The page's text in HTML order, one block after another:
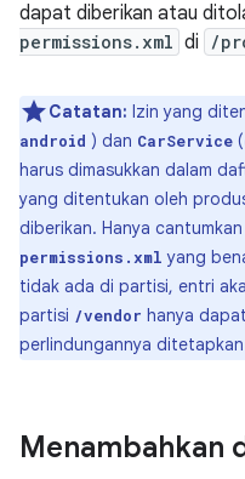
dapat diberikan atau
permissions.xml di /
Catatan: Izin yang
android ) dan CarService (
harus dimasukkan dalam
yang ditentukan oleh
diberikan. Hanya
permissions.xml yang
tidak ada di partisi, entri
partisi /vendor hanya
perlindungannya
Menambahkan